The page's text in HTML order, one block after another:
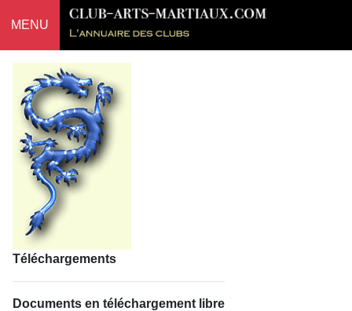
MENU
Téléchargements
Documents en téléchargement libre